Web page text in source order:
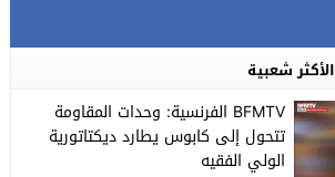
الأكثر شعبية
BFMTV الفرنسية: وحدات المقاومة
تتحول إلى كابوس يطارد ديكتاتورية
الولي الفقيه